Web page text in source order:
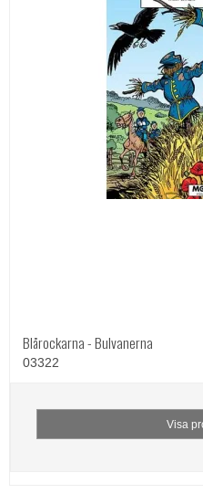
Blårockarna - Bulvanerna
03322
Visa